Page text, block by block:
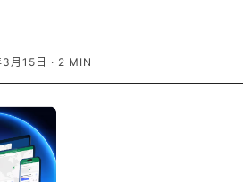
月15日 · 2 MIN